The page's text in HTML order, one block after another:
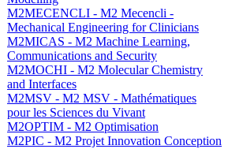
M2MECENCLI - M2 Mecencli -
Mechanical Engineering for Clinicians
M2MICAS - M2 Machine Learning,
Communications and Security
M2MOCHI - M2 Molecular Chemistry
and Interfaces
M2MSV - M2 MSV - Mathématiques
pour les Sciences du Vivant
M2OPTIM - M2 Optimisation
M2PIC - M2 Projet Innovation Conception